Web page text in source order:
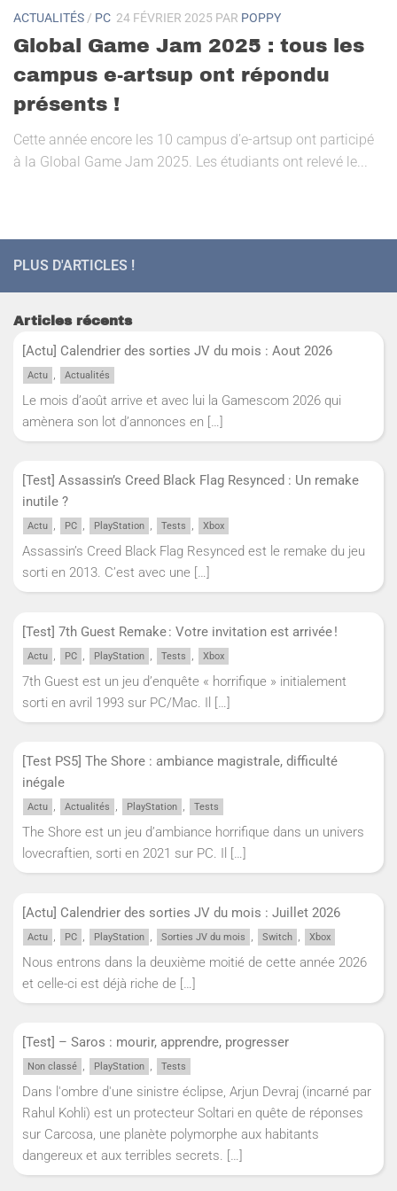
ACTUALITÉS / PC 24 FÉVRIER 2025 PAR POPPY
Global Game Jam 2025 : tous les
campus e-artsup ont répondu
présents !
Cette année encore les 10 campus d’e-artsup ont participé
à la Global Game Jam 2025. Les étudiants ont relevé le...
PLUS D'ARTICLES !
Articles récents
[Actu] Calendrier des sorties JV du mois : Aout 2026
Actu , Actualités
Le mois d’août arrive et avec lui la Gamescom 2026 qui
amènera son lot d’annonces en […]
[Test] Assassin’s Creed Black Flag Resynced : Un remake
inutile ?
Actu , PC , PlayStation , Tests , Xbox
Assassin’s Creed Black Flag Resynced est le remake du jeu
sorti en 2013. C’est avec une […]
[Test] 7th Guest Remake : Votre invitation est arrivée !
Actu , PC , PlayStation , Tests , Xbox
7th Guest est un jeu d’enquête « horrifique » initialement
sorti en avril 1993 sur PC/Mac. Il […]
[Test PS5] The Shore : ambiance magistrale, difficulté
inégale
Actu , Actualités , PlayStation , Tests
The Shore est un jeu d’ambiance horrifique dans un univers
lovecraftien, sorti en 2021 sur PC. Il […]
[Actu] Calendrier des sorties JV du mois : Juillet 2026
Actu , PC , PlayStation , Sorties JV du mois , Switch , Xbox
Nous entrons dans la deuxième moitié de cette année 2026
et celle-ci est déjà riche de […]
[Test] – Saros : mourir, apprendre, progresser
Non classé , PlayStation , Tests
Dans l'ombre d'une sinistre éclipse, Arjun Devraj (incarné par
Rahul Kohli) est un protecteur Soltari en quête de réponses
sur Carcosa, une planète polymorphe aux habitants
dangereux et aux terribles secrets. […]